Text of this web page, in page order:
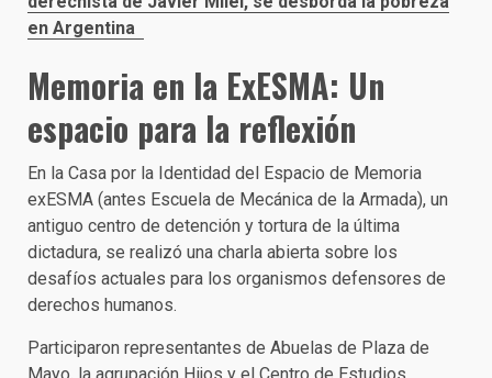
en Argentina
Memoria en la ExESMA: Un
espacio para la reflexión
En la Casa por la Identidad del Espacio de Memoria
exESMA (antes Escuela de Mecánica de la Armada), un
antiguo centro de detención y tortura de la última
dictadura, se realizó una charla abierta sobre los
desafíos actuales para los organismos defensores de
derechos humanos.
Participaron representantes de Abuelas de Plaza de